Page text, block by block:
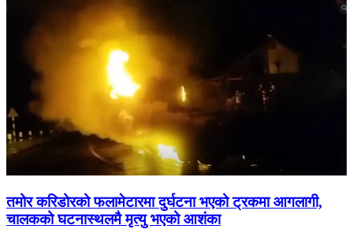
तमोर करिडोरको फलामेटारमा दुर्घटना भएको ट्रकमा आगलागी,
चालकको घटनास्थलमै मृत्यु भएको आशंका